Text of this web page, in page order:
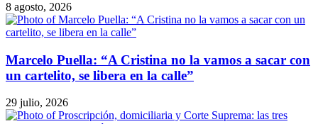
8 agosto, 2026
Marcelo Puella: “A Cristina no la vamos a sacar con
un cartelito, se libera en la calle”
29 julio, 2026